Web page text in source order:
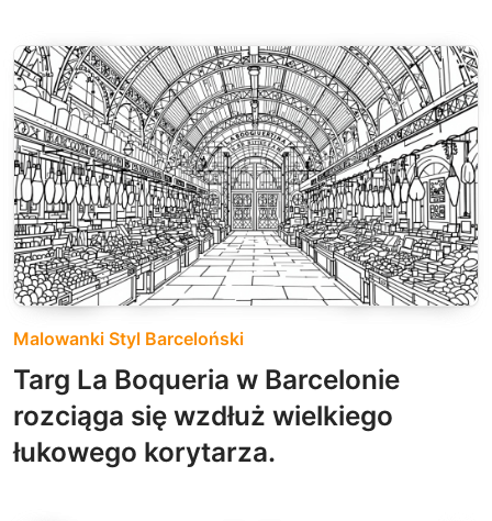
Malowanki Styl Barceloński
Targ La Boqueria w Barcelonie
rozciąga się wzdłuż wielkiego
łukowego korytarza.